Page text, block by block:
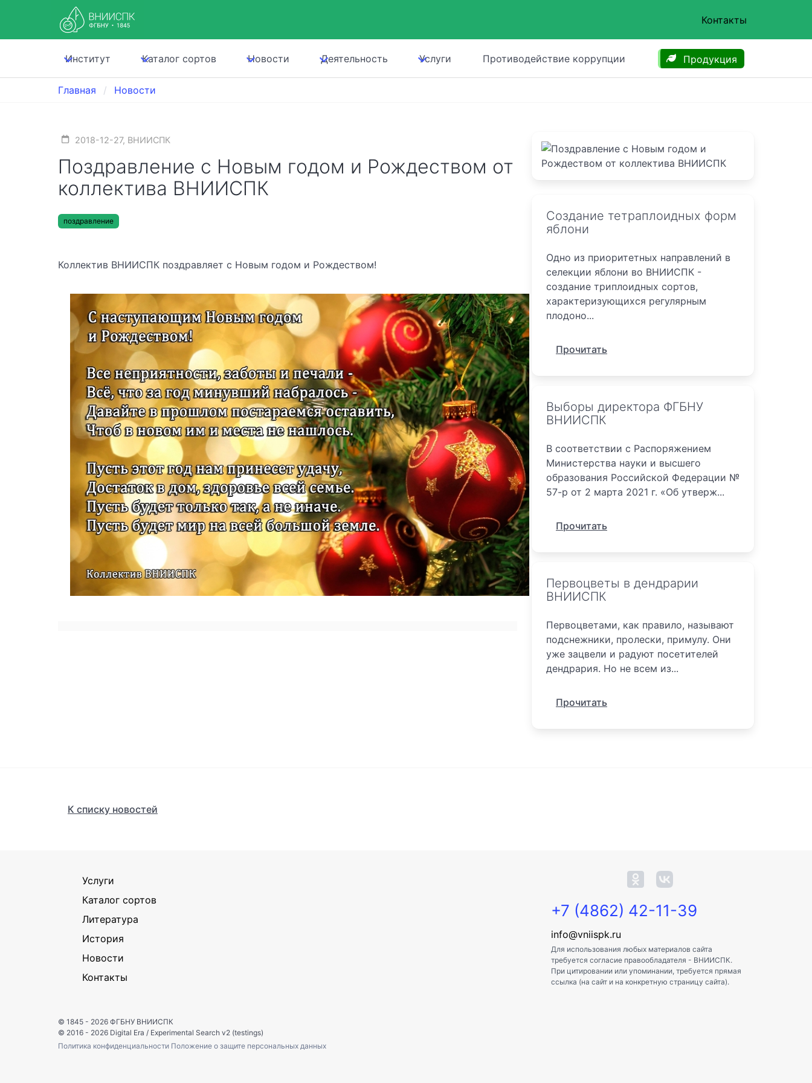
Контакты
Институт Каталог сортов Новости Деятельность Услуги Противодействие коррупции Продукция
Главная Новости
2018-12-27, ВНИИСПК
Поздравление с Новым годом и Рождеством от
коллектива ВНИИСПК
поздравление
Коллектив ВНИИСПК поздравляет с Новым годом и Рождеством!
Создание тетраплоидных форм
яблони
Одно из приоритетных направлений в
селекции яблони во ВНИИСПК -
создание триплоидных сортов,
характеризующихся регулярным
плодоно...
Прочитать
Выборы директора ФГБНУ
ВНИИСПК
В соответствии с Распоряжением
Министерства науки и высшего
образования Российской Федерации №
57-р от 2 марта 2021 г. «Об утверж...
Прочитать
Первоцветы в дендрарии
ВНИИСПК
Первоцветами, как правило, называют
подснежники, пролески, примулу. Они
уже зацвели и радуют посетителей
дендрария. Но не всем из...
Прочитать
К списку новостей
Услуги
Каталог сортов
Литература
История
Новости
Контакты
+7 (4862) 42-11-39
info@vniispk.ru
Для использования любых материалов сайта
требуется согласие правообладателя - ВНИИСПК.
При цитировании или упоминании, требуется прямая
ссылка (на сайт и на конкретную страницу сайта).
© 1845 - 2026 ФГБНУ ВНИИСПК
© 2016 - 2026 Digital Era / Experimental Search v2 (testings)
Политика конфиденциальности Положение о защите персональных данных